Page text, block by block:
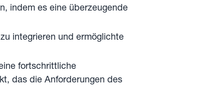
indem es eine überzeugende
integrieren und ermöglichte
fortschrittliche
das die Anforderungen des